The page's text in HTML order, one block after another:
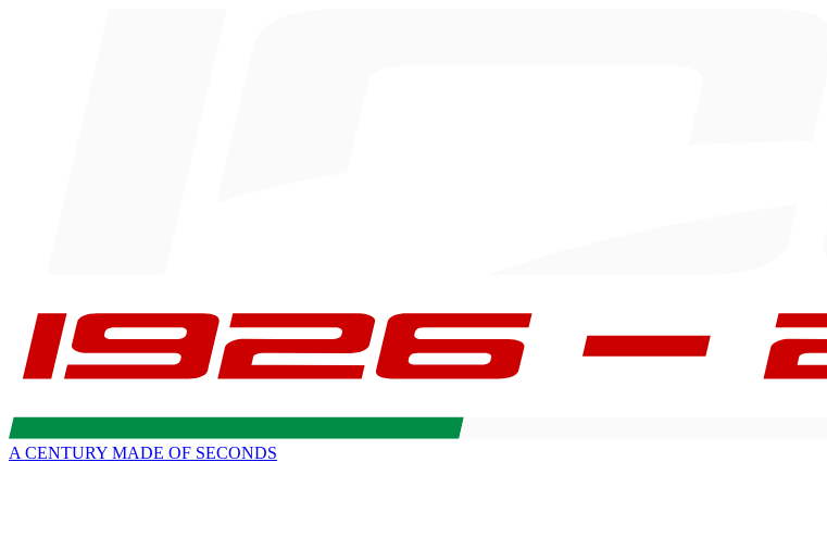
A CENTURY MADE OF SECONDS